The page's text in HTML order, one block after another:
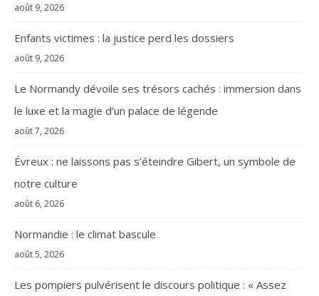
août 9, 2026
Enfants victimes : la justice perd les dossiers
août 9, 2026
Le Normandy dévoile ses trésors cachés : immersion dans
le luxe et la magie d’un palace de légende
août 7, 2026
Évreux : ne laissons pas s’éteindre Gibert, un symbole de
notre culture
août 6, 2026
Normandie : le climat bascule
août 5, 2026
Les pompiers pulvérisent le discours politique : « Assez